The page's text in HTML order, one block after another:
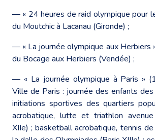
― « 24 heures de raid olympique pour
du Moutchic à Lacanau (Gironde) ;
― « La journée olympique aux Herbiers
du Bocage aux Herbiers (Vendée) ;
― « La journée olympique à Paris »
Ville de Paris : journée des enfants
initiations sportives des quartiers
acrobatique, lutte et triathlon
XIIe) ; basketball acrobatique, tennis